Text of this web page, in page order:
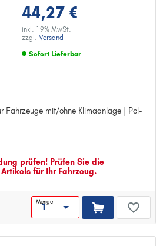
44,27 €
inkl. 19% MwSt.
zzgl. Versand
Sofort Lieferbar
Fahrzeuge mit/ohne Klimaanlage | Pol-
Fahrzeuge mit/ohne Klimaanlage
prüfen! Prüfen Sie die
für Ihr Fahrzeug.
Menge